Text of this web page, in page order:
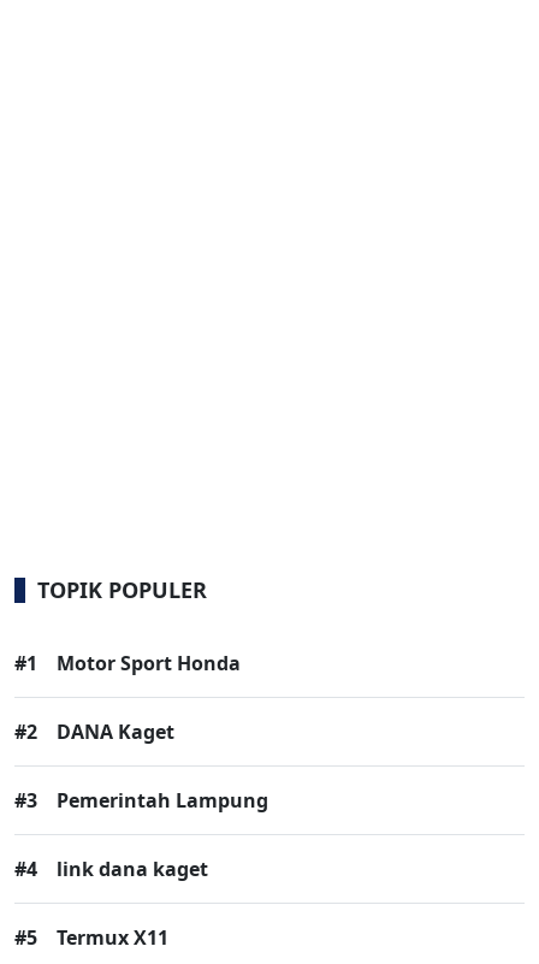
TOPIK POPULER
#1 Motor Sport Honda
#2 DANA Kaget
#3 Pemerintah Lampung
#4 link dana kaget
#5 Termux X11